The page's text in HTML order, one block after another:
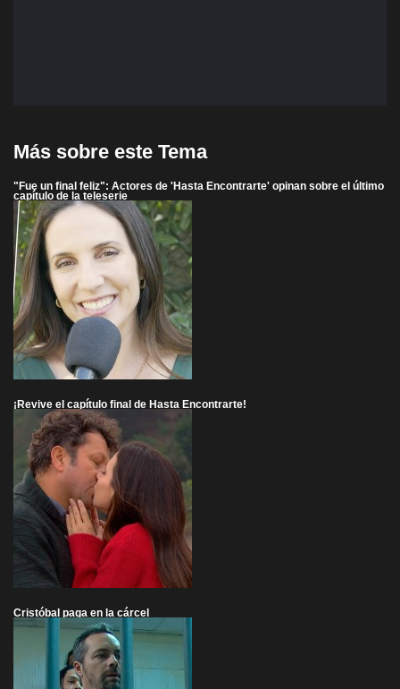
Más sobre este Tema
"Fue un final feliz": Actores de 'Hasta Encontrarte' opinan sobre el último
capítulo de la teleserie
¡Revive el capítulo final de Hasta Encontrarte!
Cristóbal paga en la cárcel